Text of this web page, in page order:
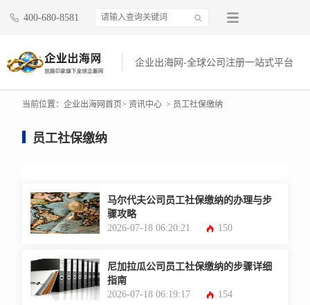
400-680-8581
企业出海网-全球公司注册一站式平台
当前位置：企业出海网首页> 资讯中心 > 员工社保缴纳
员工社保缴纳
马尔代夫公司员工社保缴纳的办理与步
骤攻略
2026-07-18 06:20:21 150
尼加拉瓜公司员工社保缴纳的步骤详细
指南
2026-07-18 06:19:17 154